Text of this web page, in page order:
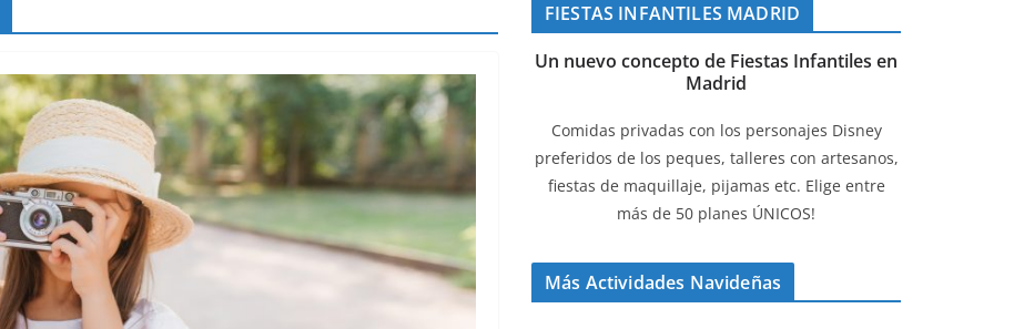
FIESTAS INFANTILES MADRID
Un nuevo concepto de Fiestas Infantiles en
Madrid
Comidas privadas con los personajes Disney
preferidos de los peques, talleres con artesanos,
fiestas de maquillaje, pijamas etc. Elige entre
más de 50 planes ÚNICOS!
Más Actividades Navideñas